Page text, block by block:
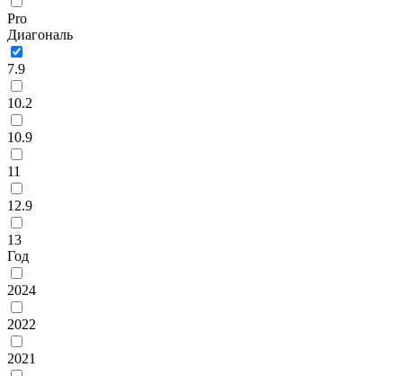
Pro
Диагональ
7.9
10.2
10.9
11
12.9
13
Год
2024
2022
2021